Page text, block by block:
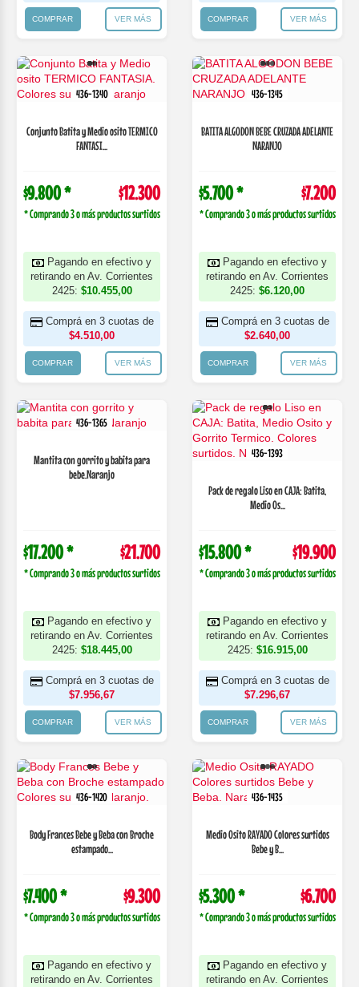
COMPRAR VER MÁS COMPRAR VER MÁS
436-1340
Conjunto Batita y Medio osito TERMICO
FANTASI...
$9.800 * $12.300
* Comprando 3 o más productos surtidos
Pagando en efectivo y
retirando en Av. Corrientes
2425: $10.455,00
Comprá en 3 cuotas de
$4.510,00
COMPRAR VER MÁS
436-1345
BATITA ALGODON BEBE CRUZADA ADELANTE
NARANJO
$5.700 * $7.200
* Comprando 3 o más productos surtidos
Pagando en efectivo y
retirando en Av. Corrientes
2425: $6.120,00
Comprá en 3 cuotas de
$2.640,00
COMPRAR VER MÁS
436-1365
Mantita con gorrito y babita para
bebe.Naranjo
$17.200 * $21.700
* Comprando 3 o más productos surtidos
Pagando en efectivo y
retirando en Av. Corrientes
2425: $18.445,00
Comprá en 3 cuotas de
$7.956,67
COMPRAR VER MÁS
436-1393
Pack de regalo Liso en CAJA: Batita,
Medio Os...
$15.800 * $19.900
* Comprando 3 o más productos surtidos
Pagando en efectivo y
retirando en Av. Corrientes
2425: $16.915,00
Comprá en 3 cuotas de
$7.296,67
COMPRAR VER MÁS
436-1420
Body Frances Bebe y Beba con Broche
estampado...
$7.400 * $9.300
* Comprando 3 o más productos surtidos
Pagando en efectivo y
retirando en Av. Corrientes
436-1435
Medio Osito RAYADO Colores surtidos
Bebe y B...
$5.300 * $6.700
* Comprando 3 o más productos surtidos
Pagando en efectivo y
retirando en Av. Corrientes